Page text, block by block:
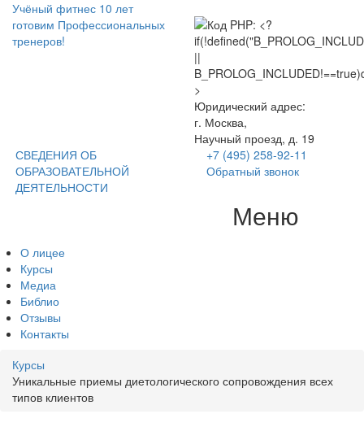
Учёный фитнес 10 лет
готовим Профессиональных
тренеров!
Юридический адрес:
г. Москва,
Научный проезд, д. 19
СВЕДЕНИЯ ОБ
ОБРАЗОВАТЕЛЬНОЙ
ДЕЯТЕЛЬНОСТИ
+7 (495) 258-92-11
Обратный звонок
Меню
О лицее
Курсы
Медиа
Библио
Отзывы
Контакты
Курсы
Уникальные приемы диетологического сопровождения всех
типов клиентов